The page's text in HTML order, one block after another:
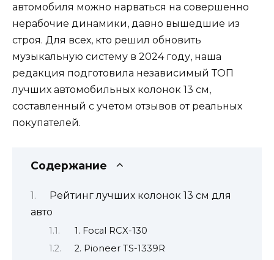
автомобиля можно нарваться на совершенно
нерабочие динамики, давно вышедшие из
строя. Для всех, кто решил обновить
музыкальную систему в 2024 году, наша
редакция подготовила независимый ТОП
лучших автомобильных колонок 13 см,
составленный с учетом отзывов от реальных
покупателей.
Содержание
Рейтинг лучших колонок 13 см для
авто
1. Focal RCX-130
2. Pioneer TS-1339R